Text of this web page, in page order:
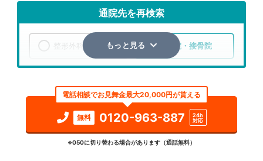
通院先を再検索
整形外科 整骨院・接骨院
検索する
詳細条件で絞り込む
もっと見る
電話相談でお見舞金最大20,000円が貰える
無料 0120-963-887
24h
対応
※050に切り替わる場合があります（通話無料）